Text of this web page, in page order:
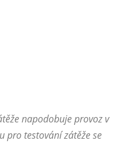
napodobuje provoz v
pro testování zátěže se